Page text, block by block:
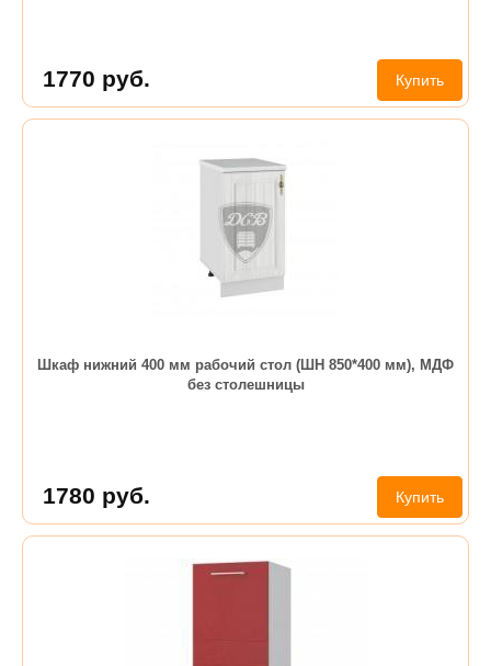
1770 руб. Купить
Шкаф нижний 400 мм рабочий стол (ШН 850*400 мм), МДФ
без столешницы
1780 руб. Купить